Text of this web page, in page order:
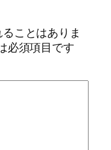
ことはありま
必須項目です